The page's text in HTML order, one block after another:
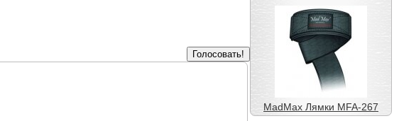
MadMax Лямки MFA-267
200 грн.